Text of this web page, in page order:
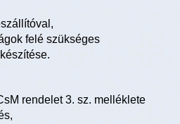
felé szükséges
rendelet 3. sz. melléklete